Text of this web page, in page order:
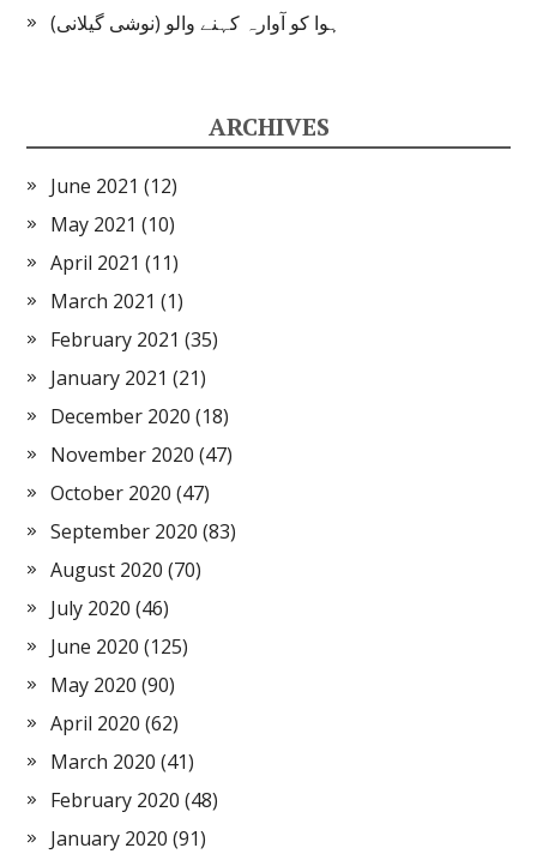
ہوا کو آوارہ کہنے والو (نوشی گیلانی)
ARCHIVES
June 2021 (12)
May 2021 (10)
April 2021 (11)
March 2021 (1)
February 2021 (35)
January 2021 (21)
December 2020 (18)
November 2020 (47)
October 2020 (47)
September 2020 (83)
August 2020 (70)
July 2020 (46)
June 2020 (125)
May 2020 (90)
April 2020 (62)
March 2020 (41)
February 2020 (48)
January 2020 (91)